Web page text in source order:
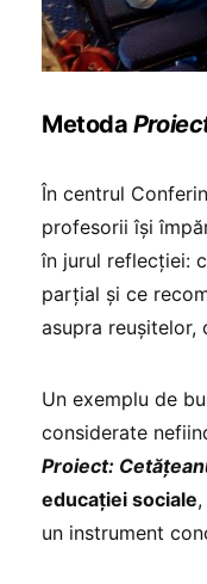
Metoda
În centrul
profesorii își
în jurul reflecției:
parțial și ce
asupra reușitelor,
Un exemplu de
considerate
Proiect:
educației sociale
un instrument